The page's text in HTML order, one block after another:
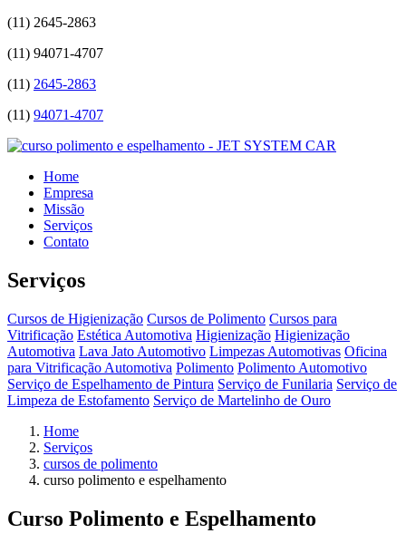
(11) 2645-2863
(11) 94071-4707
(11) 2645-2863
(11) 94071-4707
Home
Empresa
Missão
Serviços
Contato
Serviços
Cursos de Higienização Cursos de Polimento Cursos para
Vitrificação Estética Automotiva Higienização Higienização
Automotiva Lava Jato Automotivo Limpezas Automotivas Oficina
para Vitrificação Automotiva Polimento Polimento Automotivo
Serviço de Espelhamento de Pintura Serviço de Funilaria Serviço de
Limpeza de Estofamento Serviço de Martelinho de Ouro
Home
Serviços
cursos de polimento
curso polimento e espelhamento
Curso Polimento e Espelhamento